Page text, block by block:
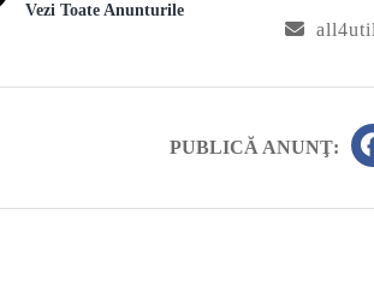
Vezi Toate Anunturile
PUBLICĂ ANUNŢ: